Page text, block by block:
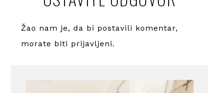
Žao nam je, da bi postavili komentar,
morate biti prijavljeni.